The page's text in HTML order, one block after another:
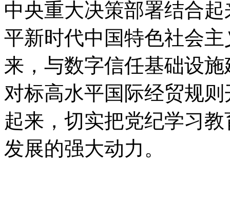
中央重大决策部署结合
平新时代中国特色社会
来，与数字信任基础设
对标高水平国际经贸规
起来，切实把党纪学习
发展的强大动力。